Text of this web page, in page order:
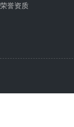
荣誉资质